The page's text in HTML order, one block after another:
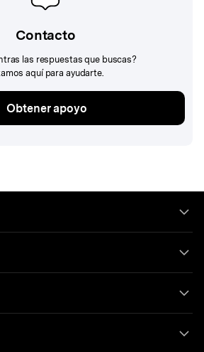
Contacto
las respuestas que buscas?
aquí para ayudarte.
Obtener apoyo